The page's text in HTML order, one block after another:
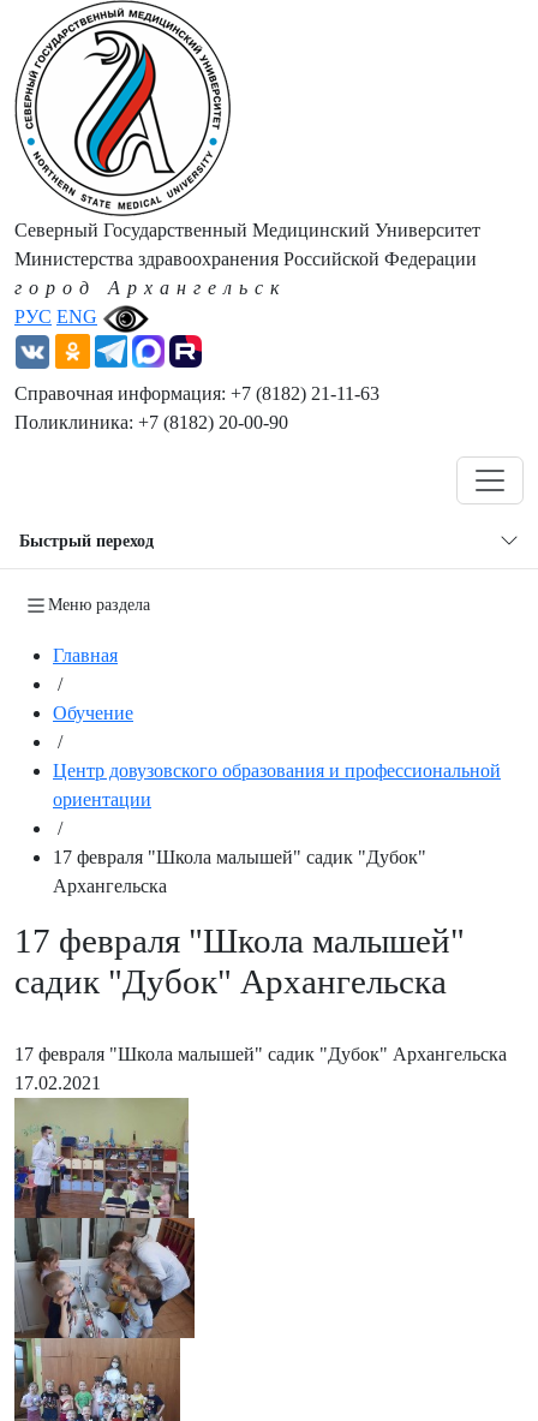
РУС ENG
Северный Государственный Медицинский Университет
Министерства здравоохранения Российской Федерации
город Архангельск
Справочная информация: +7 (8182) 21-11-63
Поликлиника: +7 (8182) 20-00-90
Быстрый переход
Меню раздела
Главная
/
Обучение
/
Центр довузовского образования и профессиональной
ориентации
/
17 февраля "Школа малышей" садик "Дубок"
Архангельска
17 февраля "Школа малышей"
садик "Дубок" Архангельска
17 февраля "Школа малышей" садик "Дубок" Архангельска
17.02.2021